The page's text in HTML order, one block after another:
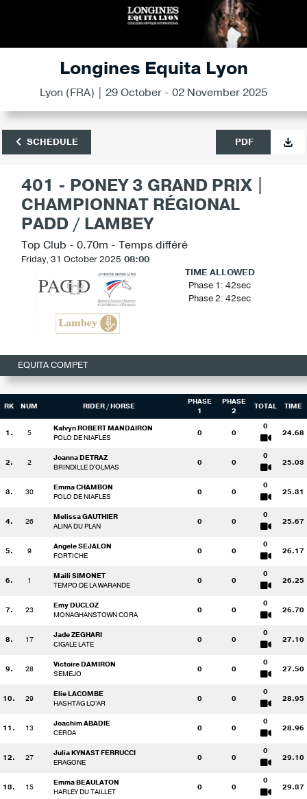
Longines Equita Lyon
Lyon (FRA) | 29 October - 02 November 2025
SCHEDULE PDF
401 - PONEY 3 GRAND PRIX |
CHAMPIONNAT RÉGIONAL
PADD / LAMBEY
Top Club - 0.70m - Temps différé
Friday, 31 October 2025 08:00
TIME ALLOWED
Phase 1: 42sec
Phase 2: 42sec
EQUITA COMPET
RK NUM RIDER/ HORSE
PHASE
1
PHASE
2
TOTAL TIME
1. 5
Kalvyn ROBERT MANDAIRON
POLO DE NIAFLES
0 0
0
24.68
2. 2
Joanna DETRAZ
BRINDILLE D'OLMAS
0 0
0
25.03
3. 30
Emma CHAMBON
POLO DE NIAFLES
0 0
0
25.31
4. 26
Melissa GAUTHIER
ALINA DU PLAN
0 0
0
25.67
5. 9
Angele SEJALON
FORTICHE
0 0
0
26.17
6. 1
Maili SIMONET
TEMPO DE LA WARANDE
0 0
0
26.25
7. 23
Emy DUCLOZ
MONAGHANSTOWN CORA
0 0
0
26.70
8. 17
Jade ZEGHARI
CIGALE LATE
0 0
0
27.10
9. 28
Victoire DAMIRON
SEMEJO
0 0
0
27.50
10. 29
Elie LACOMBE
HASHTAG LO'AR
0 0
0
28.95
11. 13
Joachim ABADIE
CERDA
0 0
0
28.96
12. 27
Julia KYNAST FERRUCCI
ERAGONE
0 0
0
29.10
13. 15
Emma BEAULATON
HARLEY DU TAILLET
0 0
0
29.37